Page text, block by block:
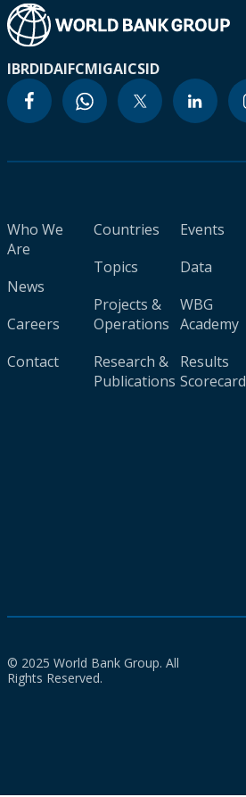
IBRDIDAIFCMIGAICSID
Who We
Are
News
Careers
Contact
Countries
Topics
Projects &
Operations
Research &
Publications
Events
Data
WBG
Academy
Results
Scorecard
© 2025 World Bank Group. All
Rights Reserved.